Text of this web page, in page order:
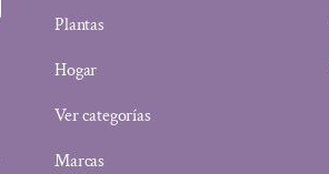
Plantas
Hogar
Ver categorías
Marcas